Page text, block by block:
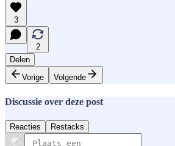
3
2
Delen
Vorige
Volgende
Discussie over deze post
Reacties Restacks